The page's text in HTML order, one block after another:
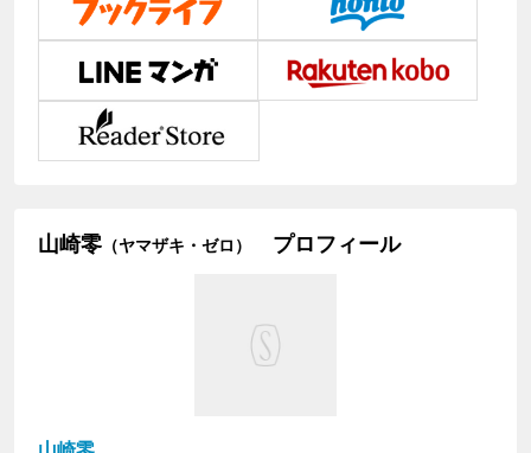
山崎零 （ヤマザキ・ゼロ） プロフィール